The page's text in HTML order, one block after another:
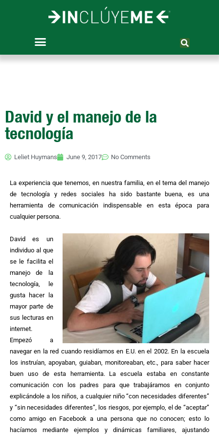
David y el manejo de la
tecnología
Leliet Huymans June 9, 2017 No Comments
La experiencia que tenemos, en nuestra familia, en el tema del manejo
de tecnología y redes sociales ha sido bastante buena, es una
herramienta de comunicación indispensable en esta época para
cualquier persona.
David es un
individuo al que
se le facilita el
manejo de la
tecnología, le
gusta hacer la
mayor parte de
sus lecturas en
internet.
Empezó a
navegar en la red cuando residíamos en E.U. en el 2002. En la escuela
los instruían, apoyaban, guiaban, monitoreaban, etc., para saber hacer
buen uso de esta herramienta. La escuela estaba en constante
comunicación con los padres para que trabajáramos en conjunto
explicándole a los niños, a cualquier niño “con necesidades diferentes”
y “sin necesidades diferentes”, los riesgos, por ejemplo, el de “aceptar”
como amigo en Facebook a una persona que no conocen; esto lo
hacíamos mediante ejemplos y dinámicas familiares, ajustando